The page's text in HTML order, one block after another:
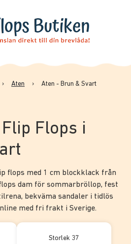
› Aten › Aten - Brun & Svart
Flops i
flops med 1 cm blockklack från
dam för sommarbröllop, fest
bekväma sandaler i tidlös
med fri frakt i Sverige.
Storlek 37